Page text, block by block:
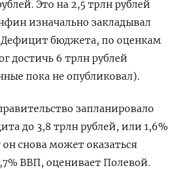
Это на 2,5 трлн рублей
изначально закладывал
Дефицит бюджета, по оценкам
достичь 6 трлн рублей
пока не опубликовал).
запланировало
до 3,8 трлн рублей, или 1,6%
снова может оказаться
ВВП, оценивает Полевой.